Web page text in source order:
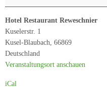
2
-
SC
Ramstein-
Miesenbach
3
Hotel Restaurant Reweschnier
Kuselerstr. 1
Kusel-Blaubach 66869
Deutschland
Veranstaltungsort anschauen
iCal